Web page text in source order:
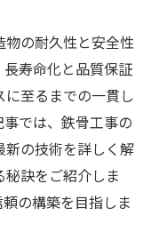
の耐久性と安全性
寿命化と品質保証
至るまでの一貫し
では、鉄骨工事の
の技術を詳しく解
訣をご紹介しま
の構築を目指しま